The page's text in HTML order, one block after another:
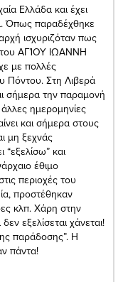
Ελλάδα και έχει
Όπως παραδέχθηκε
ισχυριζόταν πως
του ΑΓΊΟΥ ΙΩΑΝΝΗ
με πολλές
Πόντου. Στη Λιβερά
σήμερα την παραμονή
ημερομηνίες
και σήμερα στους
μη ξεχνάς
και
έθιμο
περιοχές του
προστέθηκαν
κλπ. Χάρη στην
εξελίσεται χάνεται!
παράδοσης”. Η
πάντα!